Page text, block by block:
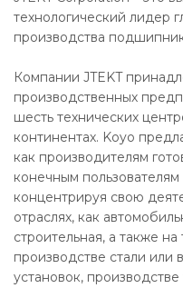
технологический лидер
производства
Компании JTEKT
производственных
шесть технических
континентах. Koyo
как производителям
конечным
концентрируя свою
отраслях, как
строительная, а также
производстве стали или
установок,